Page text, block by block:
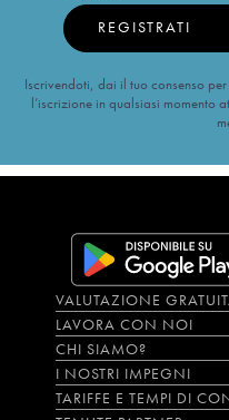
REGISTRATI
Iscrivendoti, dai il tuo consenso
l’iscrizione in qualsiasi momento
VALUTAZIONE
LAVORA CON NOI
CHI SIAMO?
I NOSTRI IMPEGNI
TARIFFE E TEMPI DI